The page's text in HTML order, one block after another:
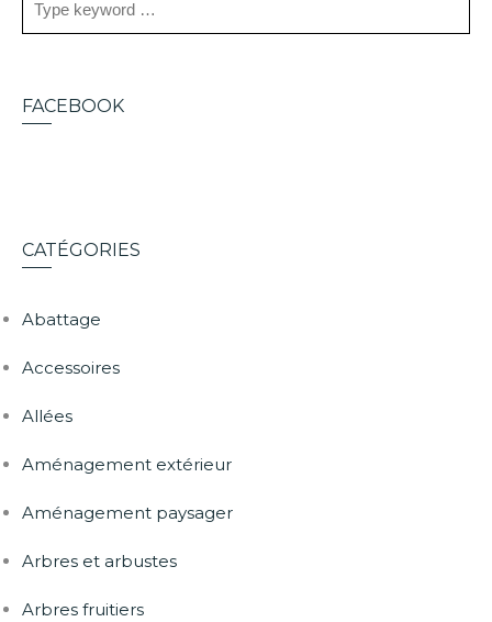
FACEBOOK
CATÉGORIES
Abattage
Accessoires
Allées
Aménagement extérieur
Aménagement paysager
Arbres et arbustes
Arbres fruitiers